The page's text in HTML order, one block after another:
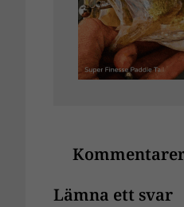
Lämna ett svar